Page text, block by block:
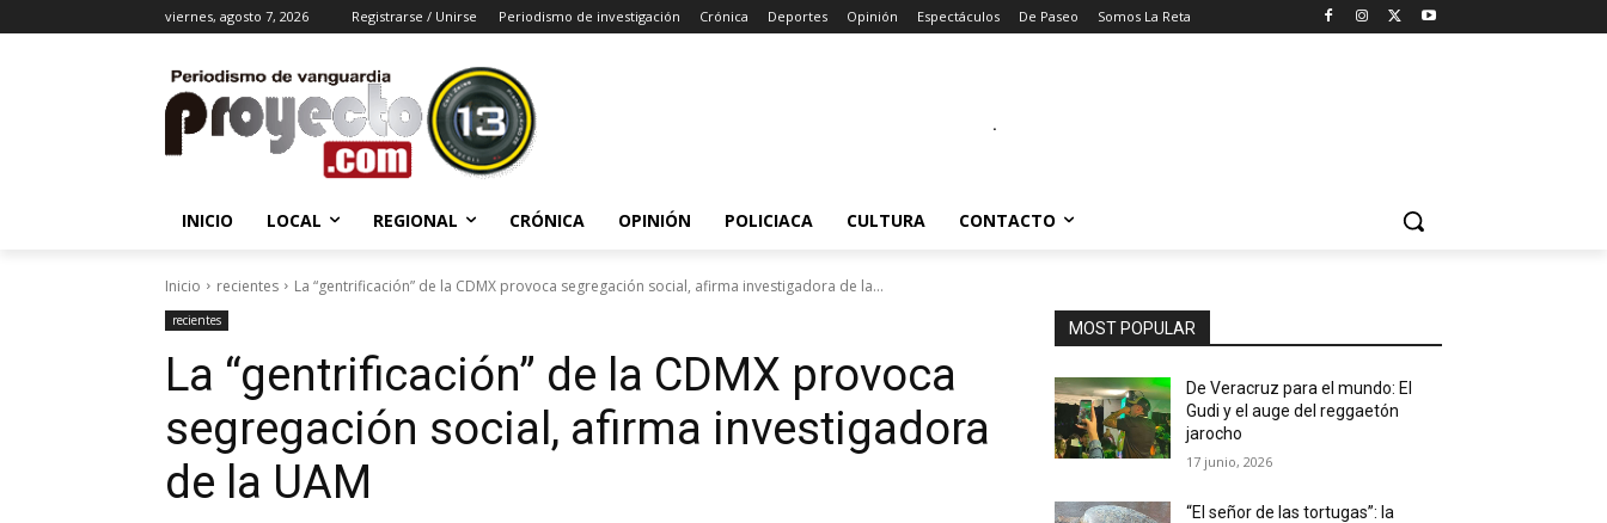
viernes, agosto 7, 2026 Registrarse / Unirse Periodismo de investigación Crónica Deportes Opinión Espectáculos De Paseo Somos La Reta
.
INICIO LOCAL REGIONAL CRÓNICA OPINIÓN POLICIACA CULTURA CONTACTO
Inicio recientes La “gentrificación” de la CDMX provoca segregación social, afirma investigadora de la...
recientes
La “gentrificación” de la CDMX provoca
segregación social, afirma investigadora
de la UAM
MOST POPULAR
De Veracruz para el mundo: El
Gudi y el auge del reggaetón
jarocho
17 junio, 2026
“El señor de las tortugas”: la